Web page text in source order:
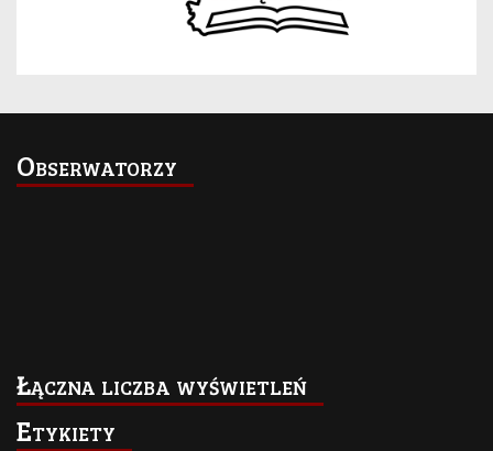
Obserwatorzy
Łączna liczba wyświetleń
Etykiety